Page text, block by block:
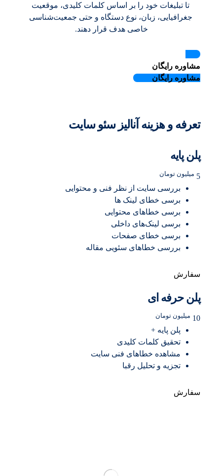
تا تبلیغات خود را بر اساس کلمات کلیدی، موقعیت
جغرافیایی، زبان، نوع دستگاه و حتی جمعیت‌شناسی
خاصی هدف قرار دهند.
مشاوره رایگان
مشاوره رایگان
تعرفه و هزینه آنالیز سئو سایت
پلن پایه
5 میلیون تومان
بررسی سایت از نظر فنی و محتوایی
برسی خطای لینک ها
برسی خطاهای محتوایی
برسی لینک‌های داخلی
برسی خطای صفحات
بررسی خطاهای سئویی مقاله
سفارش
پلن حرفه ای
10 میلیون تومان
پلن پایه +
تحقیق کلمات کلیدی
مشاهده خطاهای فنی سایت
تجزیه و تحلیل رقبا
سفارش